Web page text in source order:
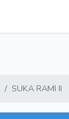
SUKA RAMI II